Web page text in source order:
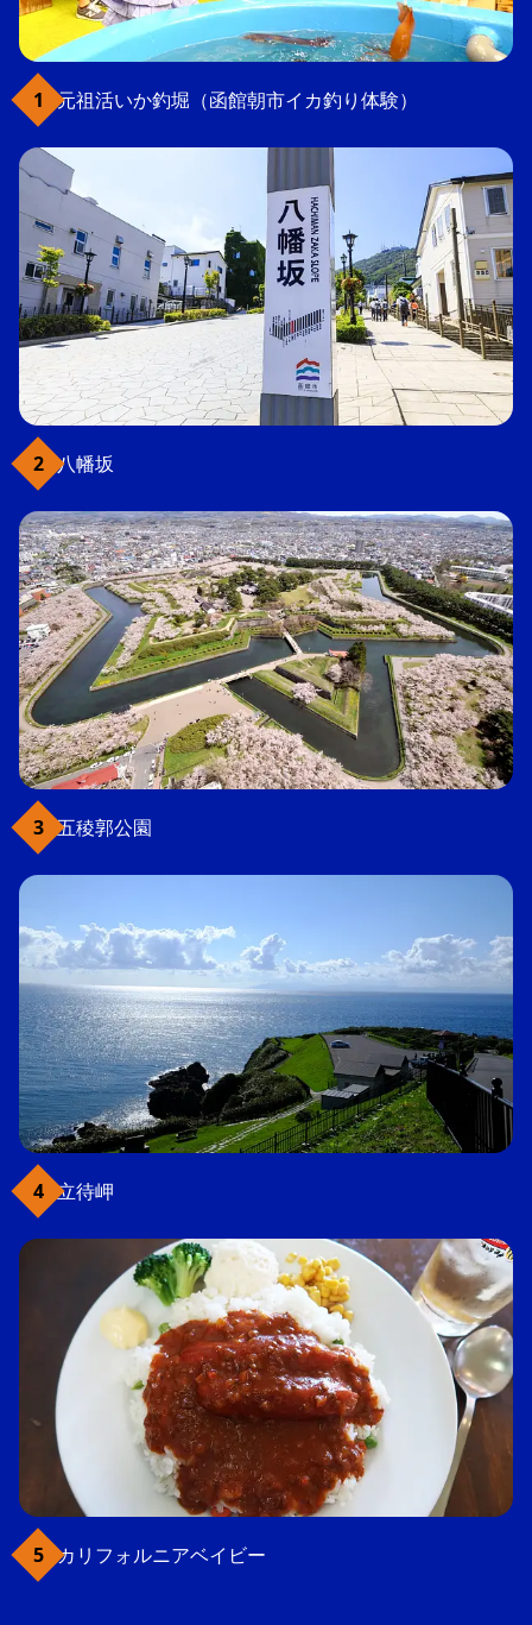
元祖活いか釣堀（函館朝市イカ釣り体験）
八幡坂
五稜郭公園
立待岬
カリフォルニアベイビー